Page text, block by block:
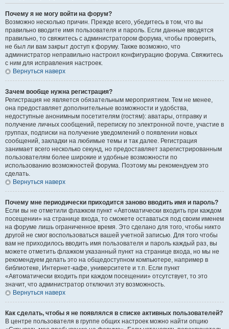
Почему я не могу войти на форум?
Возможно несколько причин. Прежде всего, убедитесь в том, что вы
правильно вводите имя пользователя и пароль. Если данные вводятся
правильно, то свяжитесь с администратором форума, чтобы проверить,
не был ли вам закрыт доступ к форуму. Также возможно, что
администратор неправильно настроил конфигурацию форума. Свяжитесь
с ним для исправления настроек.
Вернуться наверх
Зачем вообще нужна регистрация?
Регистрация не является обязательным мероприятием. Тем не менее,
она предоставляет дополнительные возможности и удобства,
недоступные анонимным посетителям (гостям): аватары, отправку и
получение личных сообщений, переписку по электронной почте, участие в
группах, подписки на получение уведомлений о появлении новых
сообщений, закладки на любимые темы и так далее. Регистрация
занимает всего несколько секунд, но предоставляет зарегистрированным
пользователям более широкие и удобные возможности по
использованию возможностей форума. Поэтому мы рекомендуем это
сделать.
Вернуться наверх
Почему мне периодически приходится заново вводить имя и пароль?
Если вы не отметили флажком пункт «Автоматически входить при каждом
посещении» на странице входа, то сможете оставаться под своим именем
на форуме лишь ограниченное время. Это сделано для того, чтобы никто
другой не смог воспользоваться вашей учетной записью. Для того чтобы
вам не приходилось вводить имя пользователя и пароль каждый раз, вы
можете отметить флажком указанный пункт на странице входа, но мы не
рекомендуем делать это на общедоступном компьютере, например в
библиотеке, Интернет-кафе, университете и т.п. Если пункт
«Автоматически входить при каждом посещении» отсутствует, то это
значит, что администратор отключил эту возможность.
Вернуться наверх
Как сделать, чтобы я не появлялся в списке активных пользователей?
В центре пользователя в группе общих настроек можно найти опцию